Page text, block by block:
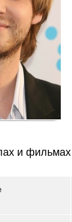
и фильмах